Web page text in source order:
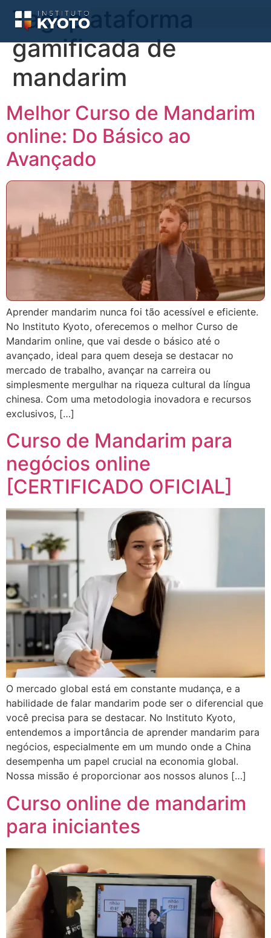
Tag:plataforma
gamificada de
mandarim
Melhor Curso de Mandarim
online: Do Básico ao
Avançado
Aprender mandarim nunca foi tão acessível e eficiente.
No Instituto Kyoto, oferecemos o melhor Curso de
Mandarim online, que vai desde o básico até o
avançado, ideal para quem deseja se destacar no
mercado de trabalho, avançar na carreira ou
simplesmente mergulhar na riqueza cultural da língua
chinesa. Com uma metodologia inovadora e recursos
exclusivos, […]
Curso de Mandarim para
negócios online
[CERTIFICADO OFICIAL]
O mercado global está em constante mudança, e a
habilidade de falar mandarim pode ser o diferencial que
você precisa para se destacar. No Instituto Kyoto,
entendemos a importância de aprender mandarim para
negócios, especialmente em um mundo onde a China
desempenha um papel crucial na economia global.
Nossa missão é proporcionar aos nossos alunos […]
Curso online de mandarim
para iniciantes